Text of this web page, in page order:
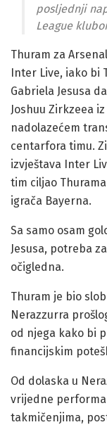
posljednji
League
Thuram za
Inter Live, iako bi
Gabriela Jesusa
Joshuu Zirkzeea
nadolazećem
centarfora timu.
izvještava Inter
tim ciljao
igrača Bayerna.
Sa samo osam
Jesusa, potreba
očigledna.
Thuram je bio
Nerazzurra
od njega kako bi
financijskim
Od dolaska u
vrijedne
takmičenjima,